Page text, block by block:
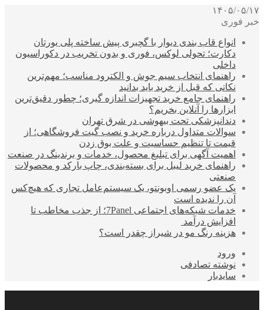
۱۴۰۵/۰۵/۱۷
خبر فوری
انواع قاب بندی دیوار با گچبری پیش ساخته پلی یورتان
دکارت؛ تحولی لوکس، فوری و بدون تخریب در دکوراسیون
داخلی
راهنمای انتخاب سیم جوش و الکترود مناسب؛ مهم‌ترین
نکاتی که قبل از خرید باید بدانید
راهنمای جامع خرید تجهیزات اندازه گیری؛ چطور دقیق‌ترین
ابزارها را آنلاین بخریم؟
دندانپزشکی تحت بیهوشی در شرق تهران
سوالات متداول درباره خرید و نصب گیت فروشگاهی؛ از
قیمت تا تنظیم حساسیت و علت بوق زدن
اهمیت آگهی برای تبلیغ محصول، خدمات و برندینگ در صنعت
راهنمای خرید لیبل برای بسته‌بندی، چاپ بارکد و محصولات
صنعتی
یک عضو رسمی اوبونتو، یک سیستم‌عامل تجاری که هیچ‌کس
آن را ندیده است
خدمات شبکه‌های اجتماعی 7Panel؛ از جذب مخاطب تا
افزایش درآمد
هزینه رنگ مو در شیراز چقدر است؟
ورود
نوشته تصادفی
سایدبار